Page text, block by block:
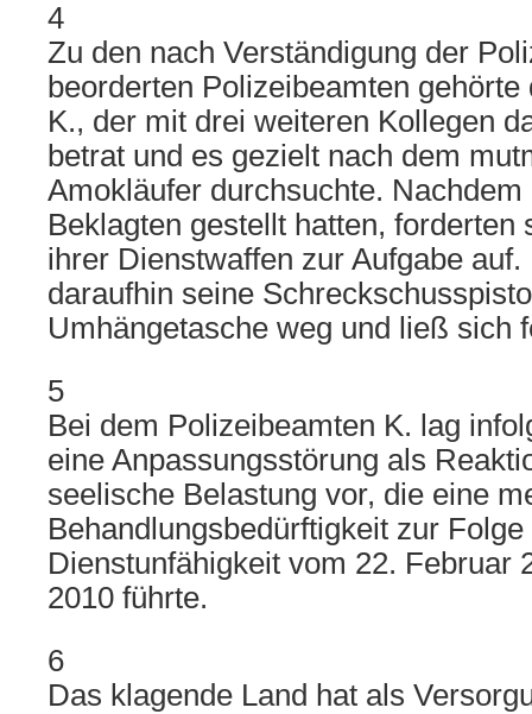
4
Zu den nach Verständigung der
beorderten Polizeibeamten
K., der mit drei weiteren Kollegen
betrat und es gezielt nach dem
Amokläufer durchsuchte.
Beklagten gestellt hatten, forderten
ihrer Dienstwaffen zur Aufgabe
daraufhin seine
Umhängetasche weg und ließ sich
5
Bei dem Polizeibeamten K. lag
eine Anpassungsstörung als
seelische Belastung vor, die eine
Behandlungsbedürftigkeit zur
Dienstunfähigkeit vom 22. Februar
2010 führte.
6
Das klagende Land hat als